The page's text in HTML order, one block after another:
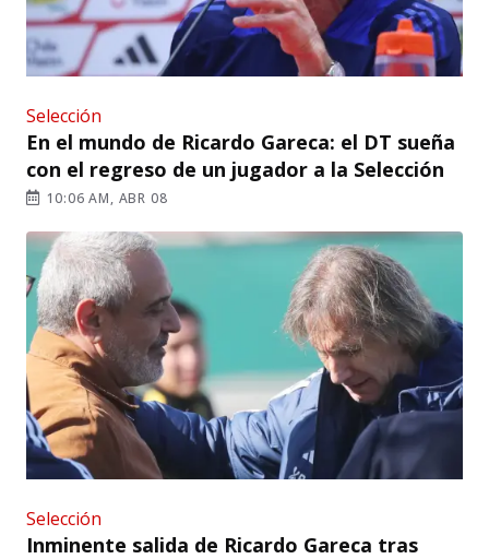
Selección
En el mundo de Ricardo Gareca: el DT sueña
con el regreso de un jugador a la Selección
10:06 AM, ABR 08
Selección
Inminente salida de Ricardo Gareca tras